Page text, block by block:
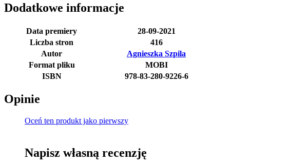
Dodatkowe informacje
Data premiery
28-09-2021
Liczba stron
416
Autor
Agnieszka Szpila
Format pliku
MOBI
ISBN
978-83-280-9226-6
Opinie
Oceń ten produkt jako pierwszy
Napisz własną recenzję